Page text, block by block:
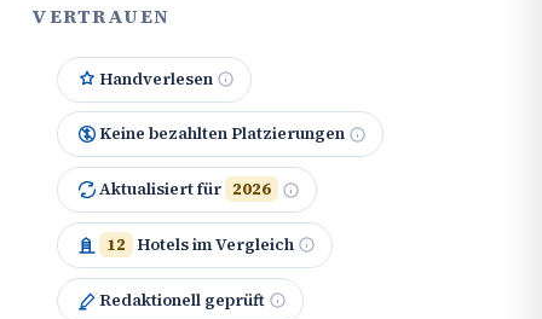
VERTRAUEN
Handverlesen
Keine bezahlten Platzierungen
Aktualisiert für 2026
12 Hotels im Vergleich
Redaktionell geprüft